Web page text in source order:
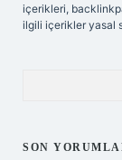
içerikleri,
ilgili içerikler yasal
SON